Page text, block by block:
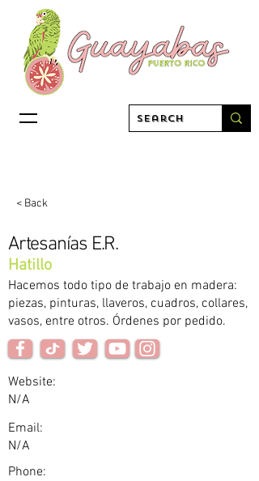
< Back
Artesanías E.R.
Hatillo
Hacemos todo tipo de trabajo en madera:
piezas, pinturas, llaveros, cuadros, collares,
vasos, entre otros. Órdenes por pedido.
Website:
N/A
Email:
N/A
Phone: